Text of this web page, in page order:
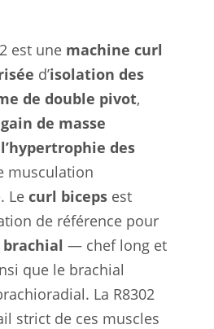
est une machine curl
d’isolation des
de double pivot,
gain de masse
des
musculation
Le curl biceps est
de référence pour
brachial — chef long et
que le brachial
La R8302
strict de ces muscles